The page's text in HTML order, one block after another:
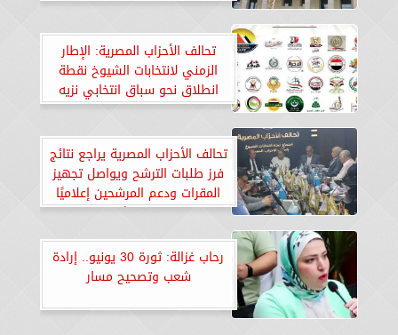
تحالف الأحزاب المصرية: الإطار
الزمني لانتخابات الشيوخ نقطة
انطلاق نحو سباق انتخابي نزيه
ومشرف
تحالف الأحزاب المصرية يراجع نتائج
فرز طلبات الترشح ويواصل تجهيز
المقرات ودعم المرشحين إعلاميًا
وميدانيًا
رحاب غزالة: ثورة 30 يونيو.. إرادة
شعب وتصحيح مسار